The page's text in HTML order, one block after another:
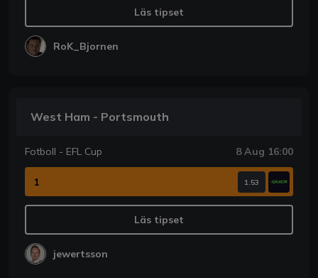
Läs tipset
RoK_Bjornen
West Ham - Portsmouth
Fotboll - EFL Cup 8 Aug 16:00
1 1.53
Läs tipset
jewertsson